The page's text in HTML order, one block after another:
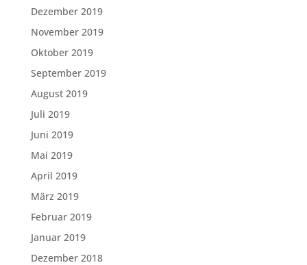
Dezember 2019
November 2019
Oktober 2019
September 2019
August 2019
Juli 2019
Juni 2019
Mai 2019
April 2019
März 2019
Februar 2019
Januar 2019
Dezember 2018